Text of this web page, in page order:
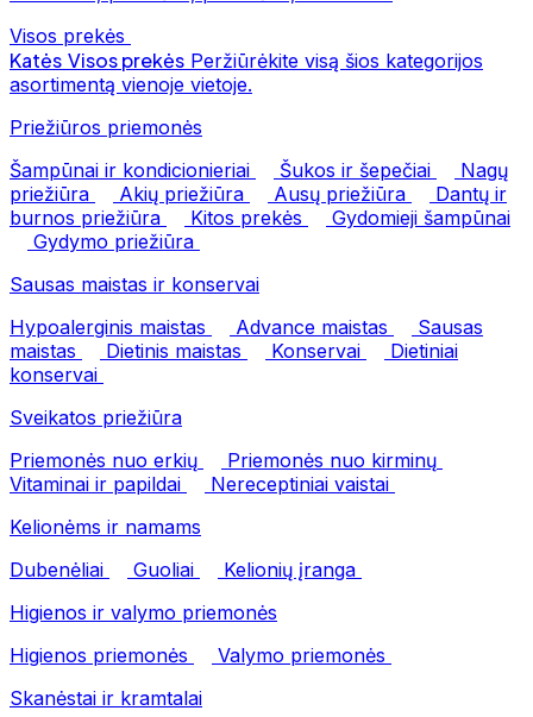
Visos prekės
Katės Visos prekės Peržiūrėkite visą šios kategorijos
asortimentą vienoje vietoje.
Priežiūros priemonės
Šampūnai ir kondicionieriai
Šukos ir šepečiai
Nagų
priežiūra
Akių priežiūra Ausų priežiūra
Dantų ir
burnos priežiūra
Kitos prekės
Gydomieji šampūnai
Gydymo priežiūra
Sausas maistas ir konservai
Hypoalerginis maistas
Advance maistas
Sausas
maistas
Dietinis maistas Konservai
Dietiniai
konservai
Sveikatos priežiūra
Priemonės nuo erkių
Priemonės nuo kirminų
Vitaminai ir papildai
Nereceptiniai vaistai
Kelionėms ir namams
Dubenėliai
Guoliai
Kelionių įranga
Higienos ir valymo priemonės
Higienos priemonės
Valymo priemonės
Skanėstai ir kramtalai